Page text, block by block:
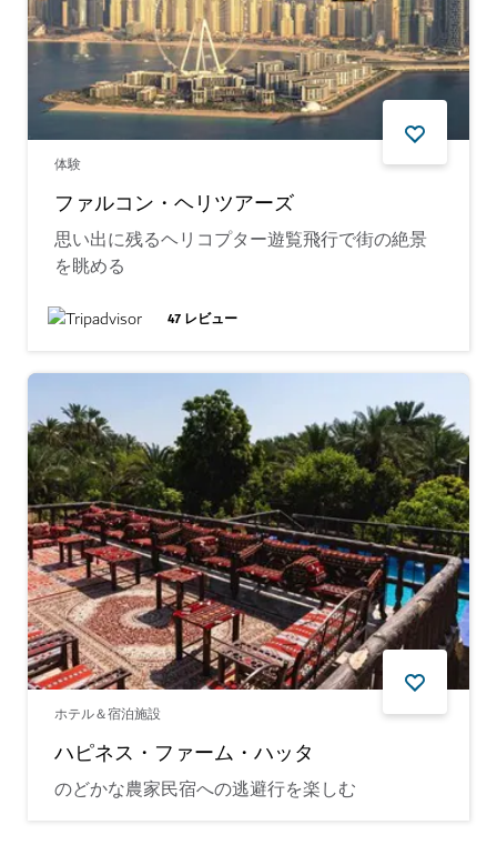
体験
ファルコン・ヘリツアーズ
思い出に残るヘリコプター遊覧飛行で街の絶景
を眺める
47レビュー
ホテル＆宿泊施設
ハピネス・ファーム・ハッタ
のどかな農家民宿への逃避行を楽しむ